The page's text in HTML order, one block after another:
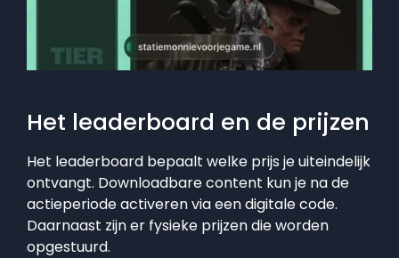
Het leaderboard en de prijzen
Het leaderboard bepaalt welke prijs je uiteindelijk
ontvangt. Downloadbare content kun je na de
actieperiode activeren via een digitale code.
Daarnaast zijn er fysieke prijzen die worden
opgestuurd.